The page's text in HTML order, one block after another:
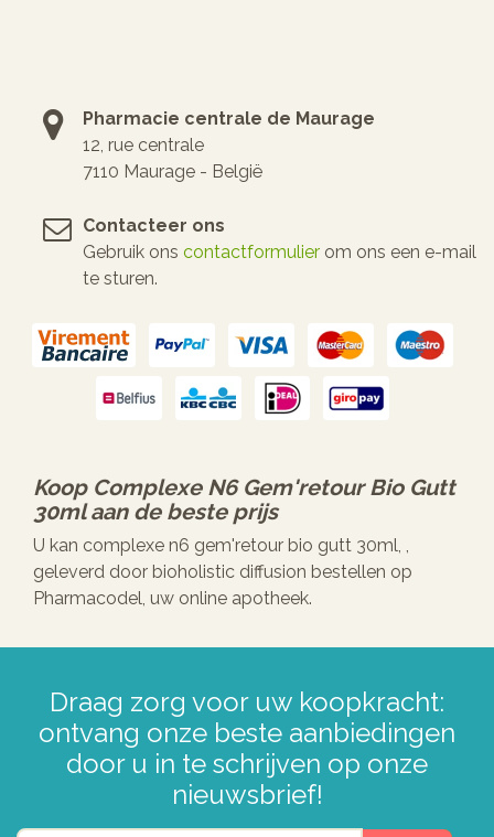
Pharmacie centrale de Maurage
12, rue centrale
7110 Maurage - België
Contacteer ons
Gebruik ons contactformulier om ons een e-mail
te sturen.
Koop Complexe N6 Gem'retour Bio Gutt
30mlaan de beste prijs
U kan complexe n6 gem'retour bio gutt 30ml, ,
geleverd door bioholistic diffusion bestellen op
Pharmacodel, uw online apotheek.
Draag zorg voor uw koopkracht:
ontvang onze beste aanbiedingen
door u in te schrijven op onze
nieuwsbrief!